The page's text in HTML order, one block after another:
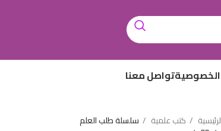
تواصل معنا
كتب علمية سلسلة طلب العلم